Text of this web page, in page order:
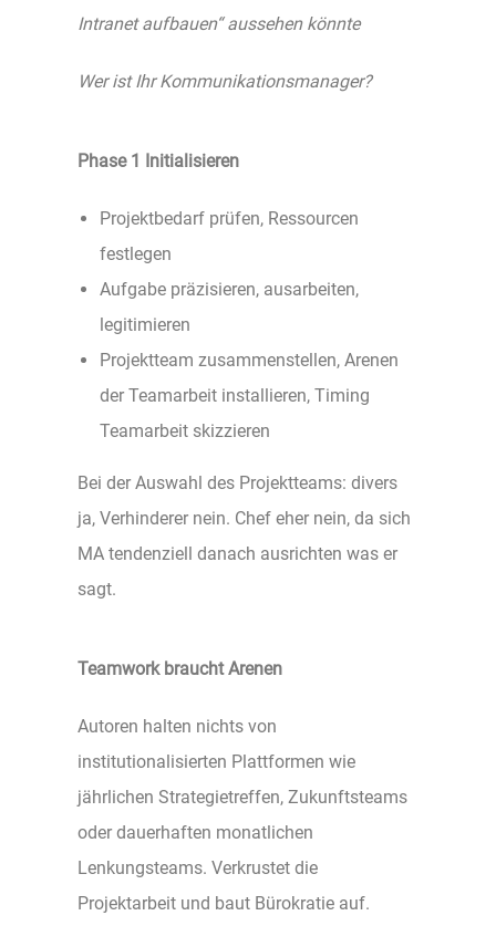
Intranet aufbauen“ aussehen könnte
Wer ist Ihr Kommunikationsmanager?
Phase 1 Initialisieren
Projektbedarf prüfen, Ressourcen
festlegen
Aufgabe präzisieren, ausarbeiten,
legitimieren
Projektteam zusammenstellen, Arenen
der Teamarbeit installieren, Timing
Teamarbeit skizzieren
Bei der Auswahl des Projektteams: divers
ja, Verhinderer nein. Chef eher nein, da sich
MA tendenziell danach ausrichten was er
sagt.
Teamwork braucht Arenen
Autoren halten nichts von
institutionalisierten Plattformen wie
jährlichen Strategietreffen, Zukunftsteams
oder dauerhaften monatlichen
Lenkungsteams. Verkrustet die
Projektarbeit und baut Bürokratie auf.